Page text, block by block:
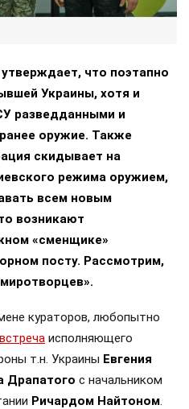
что поэтапно
Украины, хотя и
разведданными и
оружие. Также
скидывает на
режима оружием,
всем новым
возникают
«сменщике»
посту. Рассмотрим,
кураторов, любопытно
встреча исполняющего
т.н. Украины Евгения
Драпатого с начальником
Ричардом Найтоном.